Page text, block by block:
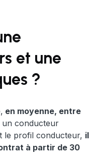
et une
?
en moyenne, entre
conducteur
le profil conducteur, il
à partir de 30